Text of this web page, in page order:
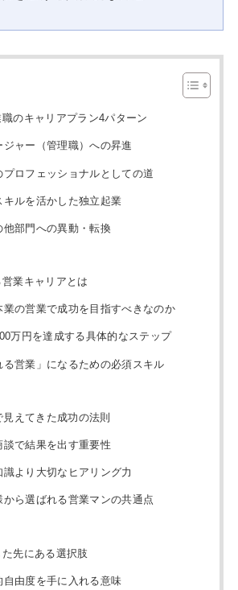
のキャリアプラン4パターン
ジャー（管理職）への昇進
プロフェッショナルとしての道
キルを活かした独立起業
他部門への異動・転換
業キャリアとは
業の営業で成功を目指すべきなのか
万円を達成する具体的なステップ
る営業」になるための必須スキル
えてきた成功の法則
談で結果を出す重要性
より大切なヒアリング力
から選ばれる営業マンの共通点
先にある選択肢
自由度を手に入れる意味